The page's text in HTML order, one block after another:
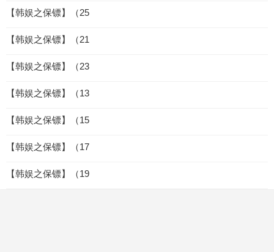
【韩娱之保镖】（25
【韩娱之保镖】（21
【韩娱之保镖】（23
【韩娱之保镖】（13
【韩娱之保镖】（15
【韩娱之保镖】（17
【韩娱之保镖】（19